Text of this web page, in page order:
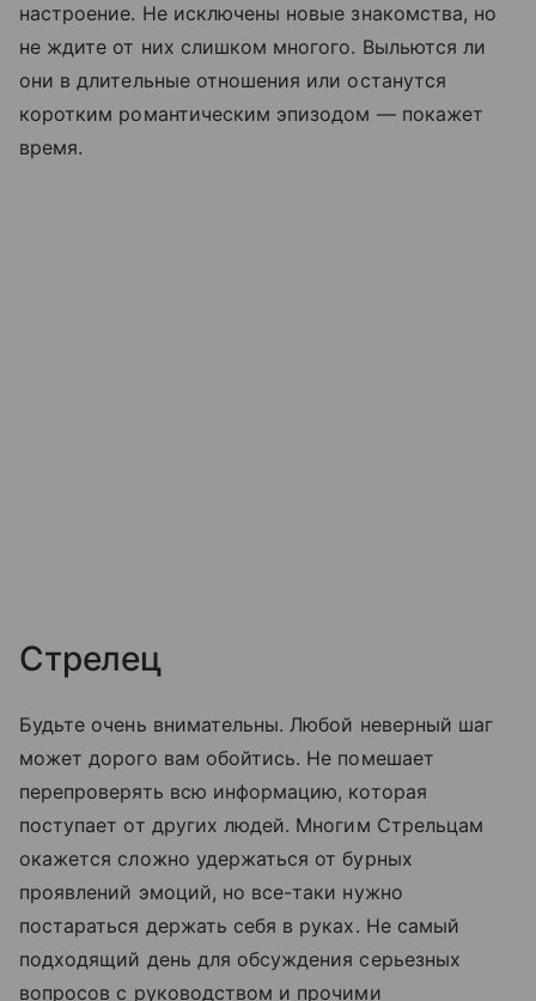
настроение. Не исключены новые знакомства, но
не ждите от них слишком многого. Выльются ли
они в длительные отношения или останутся
коротким романтическим эпизодом — покажет
время.
Стрелец
Будьте очень внимательны. Любой неверный шаг
может дорого вам обойтись. Не помешает
перепроверять всю информацию, которая
поступает от других людей. Многим Стрельцам
окажется сложно удержаться от бурных
проявлений эмоций, но все-таки нужно
постараться держать себя в руках. Не самый
подходящий день для обсуждения серьезных
вопросов с руководством и прочими